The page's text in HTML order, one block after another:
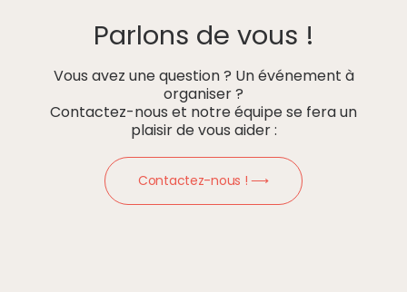
Parlons de vous !
Vous avez une question ? Un événement à
organiser ?
Contactez-nous et notre équipe se fera un
plaisir de vous aider :
Contactez-nous ! ⟶